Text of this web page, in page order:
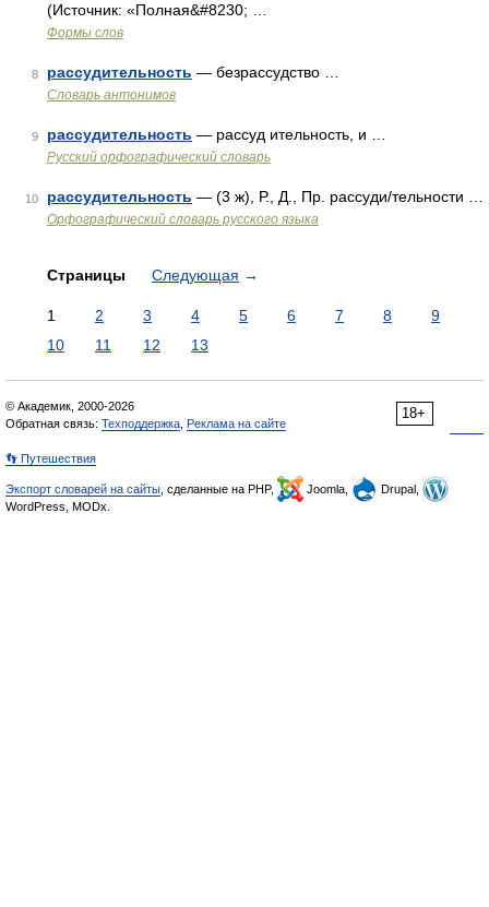
(Источник: «Полная&#8230; …
Формы слов
8 рассудительность — безрассудство …
Словарь антонимов
9 рассудительность — рассуд ительность, и …
Русский орфографический словарь
10 рассудительность — (3 ж), Р., Д., Пр. рассуди/тельности …
Орфографический словарь русского языка
Страницы Следующая →
1 2 3 4 5 6 7 8
9
10
11 12 13
18+
© Академик, 2000-2026
Обратная связь: Техподдержка Реклама на сайте
👣 Путешествия
Экспорт словарей на сайты , сделанные на PHP, Joomla,
Drupal,
WordPress, MODx.